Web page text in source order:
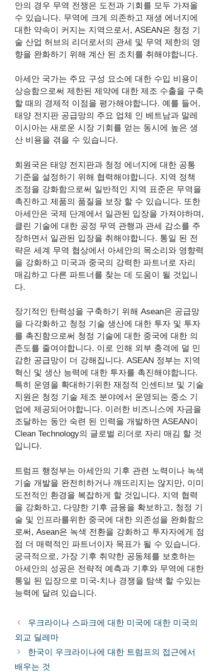
안의 경우 무역 전쟁은 도전과 기회를 모두 가져올
수 있습니다. 무역에 크게 의존하고 재생 에너지에
대한 약속이 커지는 지역으로서, ASEAN은 청정 기
술 산업 허브의 리더로서의 관세 및 무역 제한의 영
향을 완화하기 위해 계산 된 조치를 취해야합니다.
아세안 국가는 주요 구성 요소에 대한 수입 비용이
상승함으로써 제한된 제약에 대한 제조 수출을 구축
할 때의 경제적 이점을 평가해야합니다. 예를 들어,
태양 전지판 공급망의 주요 업체 인 베트남과 말레
이시아는 새로운 시장 기회를 얻는 동시에 높은 생
산 비용을 겪을 수 있습니다.
회원국은 태양 전지판과 청정 에너지에 대한 공통
기준을 설정하기 위해 협력해야합니다. 지역 정책
조정을 강화함으로써 일반적인 지역 표준은 무역을
촉진하고 제품의 품질을 보장 ​​할 수 있습니다. 또한
아세안은 국제 단계에서 일관된 입장을 가져야하며,
클린 기술에 대한 공정 무역 관행과 관세 감소를 주
장하면서 일관된 입장을 취해야합니다. 통일 된 전
략은 세계 무역 협상에서 아세안의 목소리와 영향력
을 강화하고 미국과 중국의 강력한 파트너로 자리
매김하고 다른 파트너를 찾는 데 도움이 될 것입니
다.
장기적인 탄력성을 구축하기 위해 Asean은 공급망
을 다각화하고 청정 기술 생산에 대한 투자 및 투자
를 촉진함으로써 청정 기술에 대한 중국에 대한 의
존도를 줄여야합니다. 이로 인해 외부 충격에 덜 민
감한 공급망이 더 강해집니다. ASEAN 정부는 지역
혁신 및 생산 능력에 대한 투자를 촉진해야합니다.
특히 운영을 확대하기위한 재정적 인센티브 및 기술
지원은 청정 기술 제조 분야에서 운영되는 중소 기
업에 제공되어야합니다. 이러한 비즈니스에 자금을
조달하는 동안 숙련 된 인력을 개발하면 ASEAN이
Clean Technology의 글로벌 리더로 자리 매김 할 것
입니다.
트럼프 행정부는 아세안의 기후 관련 노력이나 녹색
기술 개발을 완전히하거나 깨뜨리지는 않지만, 이미
도전적인 환경을 복잡하게 할 것입니다. 지역 협력
을 강화하고, 다양한 기후 금융을 확보하고, 청정 기
술 및 인프라를위한 중국에 대한 의존성을 완화함으
로써, Asean은 녹색 전환을 강화하고 투자자에게 점
점 더 매력적인 파트너이자 목표가 될 수 있습니다.
궁극적으로, 가장 기후 취약한 공동체를 보호하는
아세안의 성공은 전략적 예측과 기후와 무역에 대한
통일 된 입장으로 미국-치나 경쟁을 탐색 할 수있는
능력에 달려 있습니다.
우크라이나 스파크에 대한 미국에 대한 미국의
외교 딜레마
한국이 우크라이나에 대한 트럼프의 접근에서
배우는 것